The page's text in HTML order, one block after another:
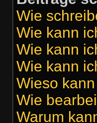
Wie
Wie kann
Wie kann
Wie kann
Wieso
Wie
Warum